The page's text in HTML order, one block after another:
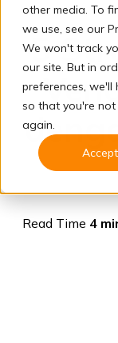
other media. To
we use, see our
We won't track
our site. But in
preferences, we'll
so that you're
again.
Accept
Resources
Konsultasi
5
Read Time 4